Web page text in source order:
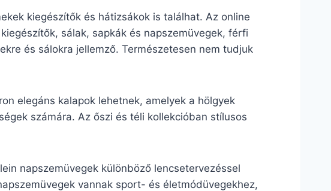
kiegészítők és hátizsákok is találhat. Az online
sálak, sapkák és napszemüvegek, férfi
és sálokra jellemző. Természetesen nem tudjuk
elegáns kalapok lehetnek, amelyek a hölgyek
számára. Az őszi és téli kollekcióban stílusos
napszemüvegek különböző lencsetervezéssel
vannak sport- és életmódüvegekhez,